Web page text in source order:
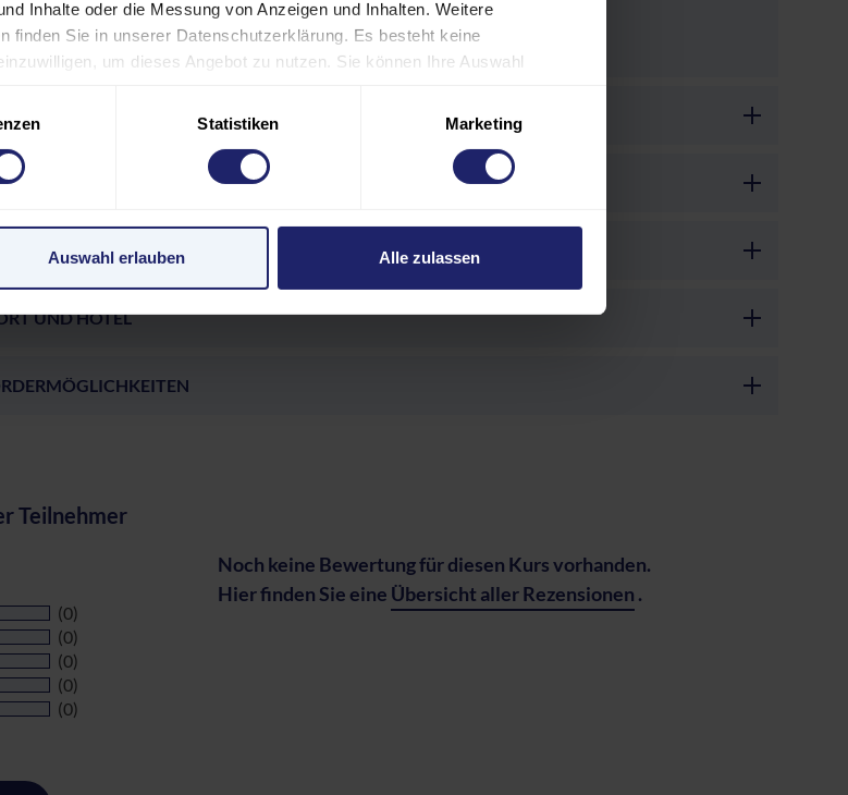
Inhalte oder die Messung von Anzeigen und Inhalten. Weitere
finden Sie in unserer Datenschutzerklärung. Es besteht keine
um dieses Angebot zu nutzen. Sie können Ihre Auswahl
der Website verfügbar sind. Einige Services verarbeiten
49 (1) lit. a GDPR ein. Der EuGH stuft die USA als ein Land mit
Statistiken Marketing
Auswahl erlauben Alle zulassen
UND HOTEL
Teilnehmer
(0)
(0)
(0)
(0)
(0)
Noch keine Bewertung für diesen Kurs vorhanden.
Hier finden Sie eine Übersicht aller Rezensionen .